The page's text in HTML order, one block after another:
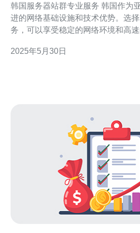
韩国服务器站群专业服务 韩国作为亚洲的IT强国，拥有先
进的网络基础设施和技术优势。选
务，可以享受稳定的网络环境和高
优势： 高性能服务器：提供高性能的服务器，保障网站的
2025年5月30日